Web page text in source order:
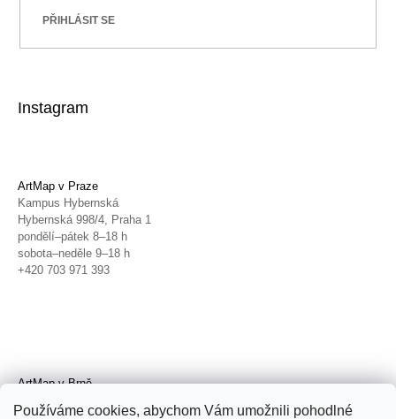
Používáme cookies, abychom Vám umožnili pohodlné
PŘIHLÁSIT SE
Instagram
ArtMap v Praze
Kampus Hybernská
Hybernská 998/4, Praha 1
pondělí–pátek 8–18 h
sobota–neděle 9–18 h
+420 703 971 393
ArtMap v Brně